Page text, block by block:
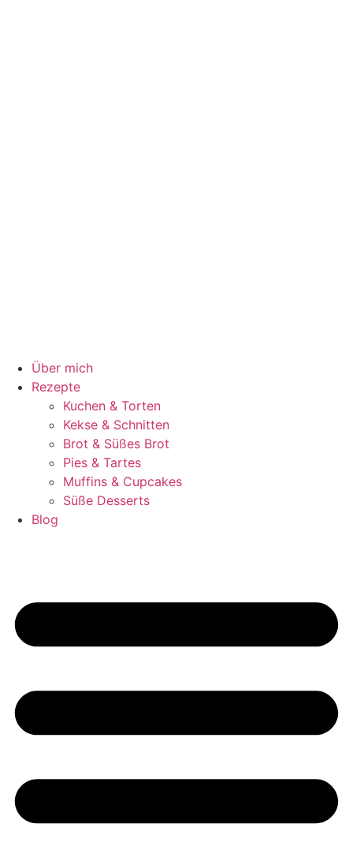
Über mich
Rezepte
Kuchen & Torten
Kekse & Schnitten
Brot & Süßes Brot
Pies & Tartes
Muffins & Cupcakes
Süße Desserts
Blog